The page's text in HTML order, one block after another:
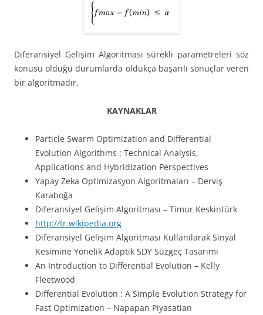
Diferansiyel Gelişim Algoritması sürekli parametreleri söz
konusu olduğu durumlarda oldukça başarılı sonuçlar veren
bir algoritmadır.
KAYNAKLAR
Particle Swarm Optimization and Differential
Evolution Algorithms : Technical Analysis,
Applications and Hybridization Perspectives
Yapay Zeka Optimizasyon Algoritmaları – Derviş
Karaboğa
Diferansiyel Gelişim Algoritması – Timur Keskintürk
http://tr.wikipedia.org
Diferansiyel Gelişim Algoritması Kullanılarak Sinyal
Kesimine Yönelik Adaptik SDY Süzgeç Tasarımı
An Introduction to Differential Evolution – Kelly
Fleetwood
Differential Evolution : A Simple Evolution Strategy for
Fast Optimization – Napapan Piyasatian